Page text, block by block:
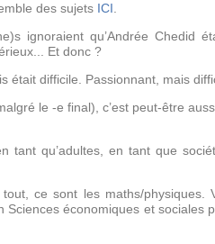
des sujets ICI.
ignoraient qu’Andrée Chedid
Et donc ?
était difficile. Passionnant, mais
le -e final), c’est peut-être
tant qu’adultes, en tant que
ce sont les maths/physiques.
économiques et sociales